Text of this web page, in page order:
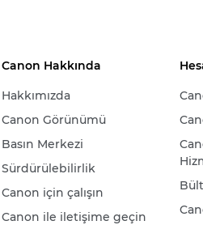
Canon Hakkında
Hakkımızda
Canon Görünümü
Basın Merkezi
Sürdürülebilirlik
Canon için çalışın
Canon ile iletişime geçin